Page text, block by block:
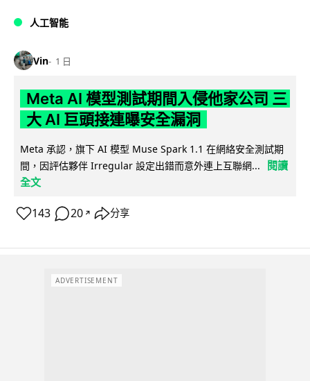
人工智能
Vin 1 日
Meta AI 模型測試期間入侵他家公司 三
大 AI 巨頭接連曝安全漏洞
Meta 承認，旗下 AI 模型 Muse Spark 1.1 在網絡安全測試期
間，因評估夥伴 Irregular 設定出錯而意外連上互聯網...
閱讀
全文
143 20 ↗ 分享
ADVERTISEMENT